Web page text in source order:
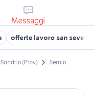
Messaggi
offerte lavoro san severo
Sondrio (Prov) Sernio